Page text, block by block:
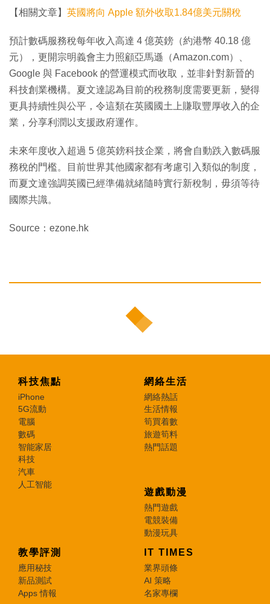
【相關文章】 英國將向 Apple 額外收取1.84億美元關稅
預計數碼服務稅每年收入高達 4 億英鎊（約港幣 40.18 億
元），更開宗明義會主力照顧亞馬遜（Amazon.com）、
Google 與 Facebook 的營運模式而收取，並非針對新晉的
科技創業機構。夏文達認為目前的稅務制度需要更新，變得
更具持續性與公平，令這類在英國國土上賺取豐厚收入的企
業，分享利潤以支援政府運作。
未來年度收入超過 5 億英鎊科技企業，將會自動跌入數碼服
務稅的門檻。目前世界其他國家都有考慮引入類似的制度，
而夏文達強調英國已經準備就緒隨時實行新稅制，毋須等待
國際共識。
Source：ezone.hk
科技焦點
iPhone
5G流動
電腦
數碼
智能家居
科技
汽車
人工智能
網絡生活
網絡熱話
生活情報
筍買着數
旅遊筍料
熱門話題
遊戲動漫
熱門遊戲
電競裝備
動漫玩具
教學評測
應用秘技
新品測試
Apps 情報
IT TIMES
業界頭條
AI 策略
名家專欄